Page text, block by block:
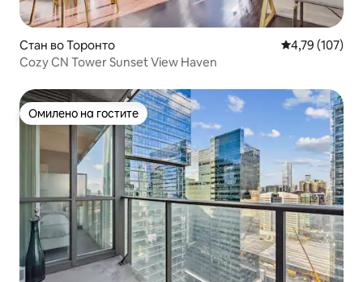
Стан во Торонто Просечна
4,79 (107)
Cozy CN Tower Sunset View Haven
Омилено на гостите
Омилено на гостите